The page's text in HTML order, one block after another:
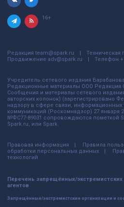
16+
Редакция team@spark.ru Техническая
Продвижение adv@spark.ru Телефон
Учредитель сетевого издания
Редакционные материалы ООО Редакция
Сообщения и материалы сетевого
авторских колонок) (зарегистрировано
надзору в сфере связи, информационных
коммуникаций (Роскомнадзор) 27 января
№ФС77-89031 сопровождаются пометкой
Spark.ru, или Spark.
Правовая информация Правила
обработки персональных данных
технологий
Перечень запрещённых/экстремистских
агентов
Запрещённые/экстремистские организации и